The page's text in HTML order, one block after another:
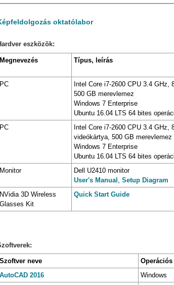
oktatólabor
eszközök:
Megnevezés Típus, leírás
PC
Intel Core i7-2600 CPU 3.4 GHz,
500 GB merevlemez
Windows 7 Enterprise
Ubuntu 16.04 LTS 64 bites
PC
Intel Core i7-2600 CPU 3.4 GHz,
videókártya, 500 GB merevlemez
Windows 7 Enterprise
Ubuntu 16.04 LTS 64 bites
Monitor
Dell U2410 monitor
User's Manual Setup Diagram
NVidia 3D Wireless
Glasses Kit
Quick Start Guide
Szoftver neve
AutoCAD 2016
Windows